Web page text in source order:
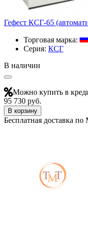
Гефест КСГ-65
Торговая марка:
Серия: КСГ
В наличии
Можно купить в
95 730 руб.
В корзину
Бесплатная доставка по